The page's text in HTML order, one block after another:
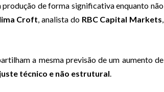
produção de forma significativa enquanto não
Croft, analista do RBC Capital Markets,
a mesma previsão de um aumento de
técnico e não estrutural.